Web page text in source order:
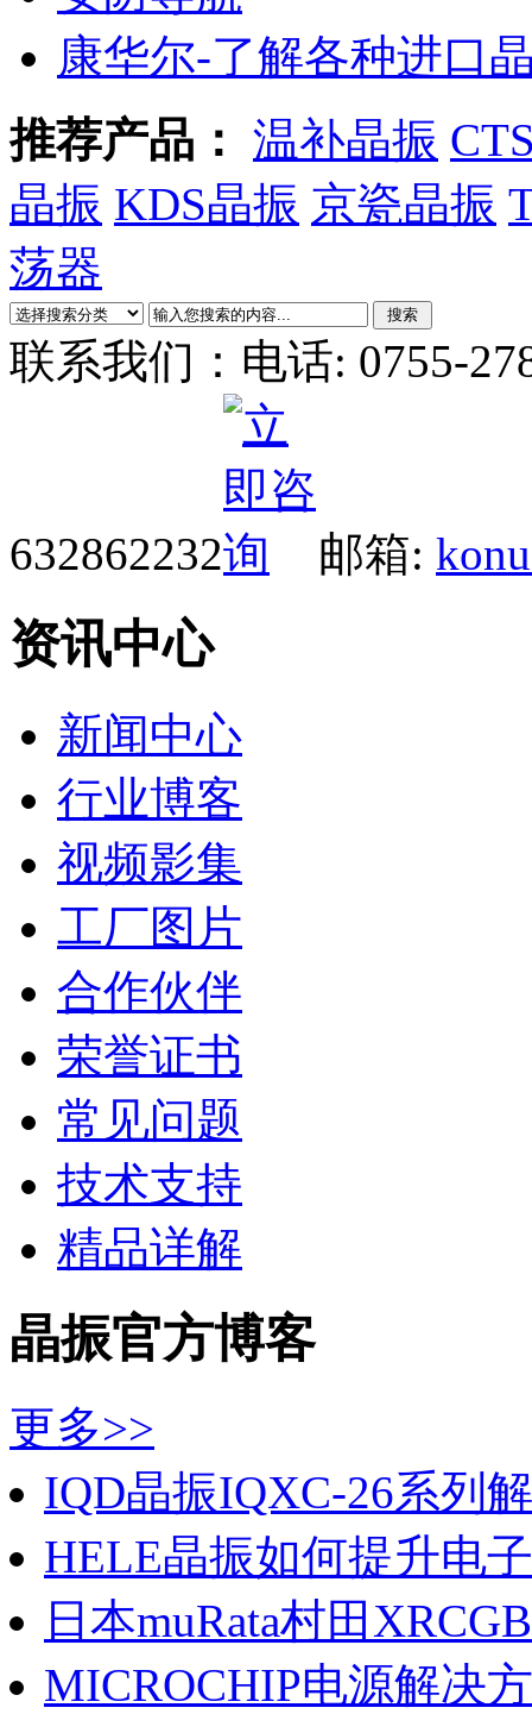
康华尔-了解各种进口
推荐产品： 温补晶振
晶振 KDS晶振 京瓷晶振
荡器
联系我们： 电话: 0755-
632862232 邮箱:
资讯中心
新闻中心
行业博客
视频影集
工厂图片
合作伙伴
荣誉证书
常见问题
技术支持
精品详解
晶振官方博客
更多>>
IQD晶振IQXC-26系列
HELE晶振如何提升电
日本muRata村田
MICROCHIP电源解决